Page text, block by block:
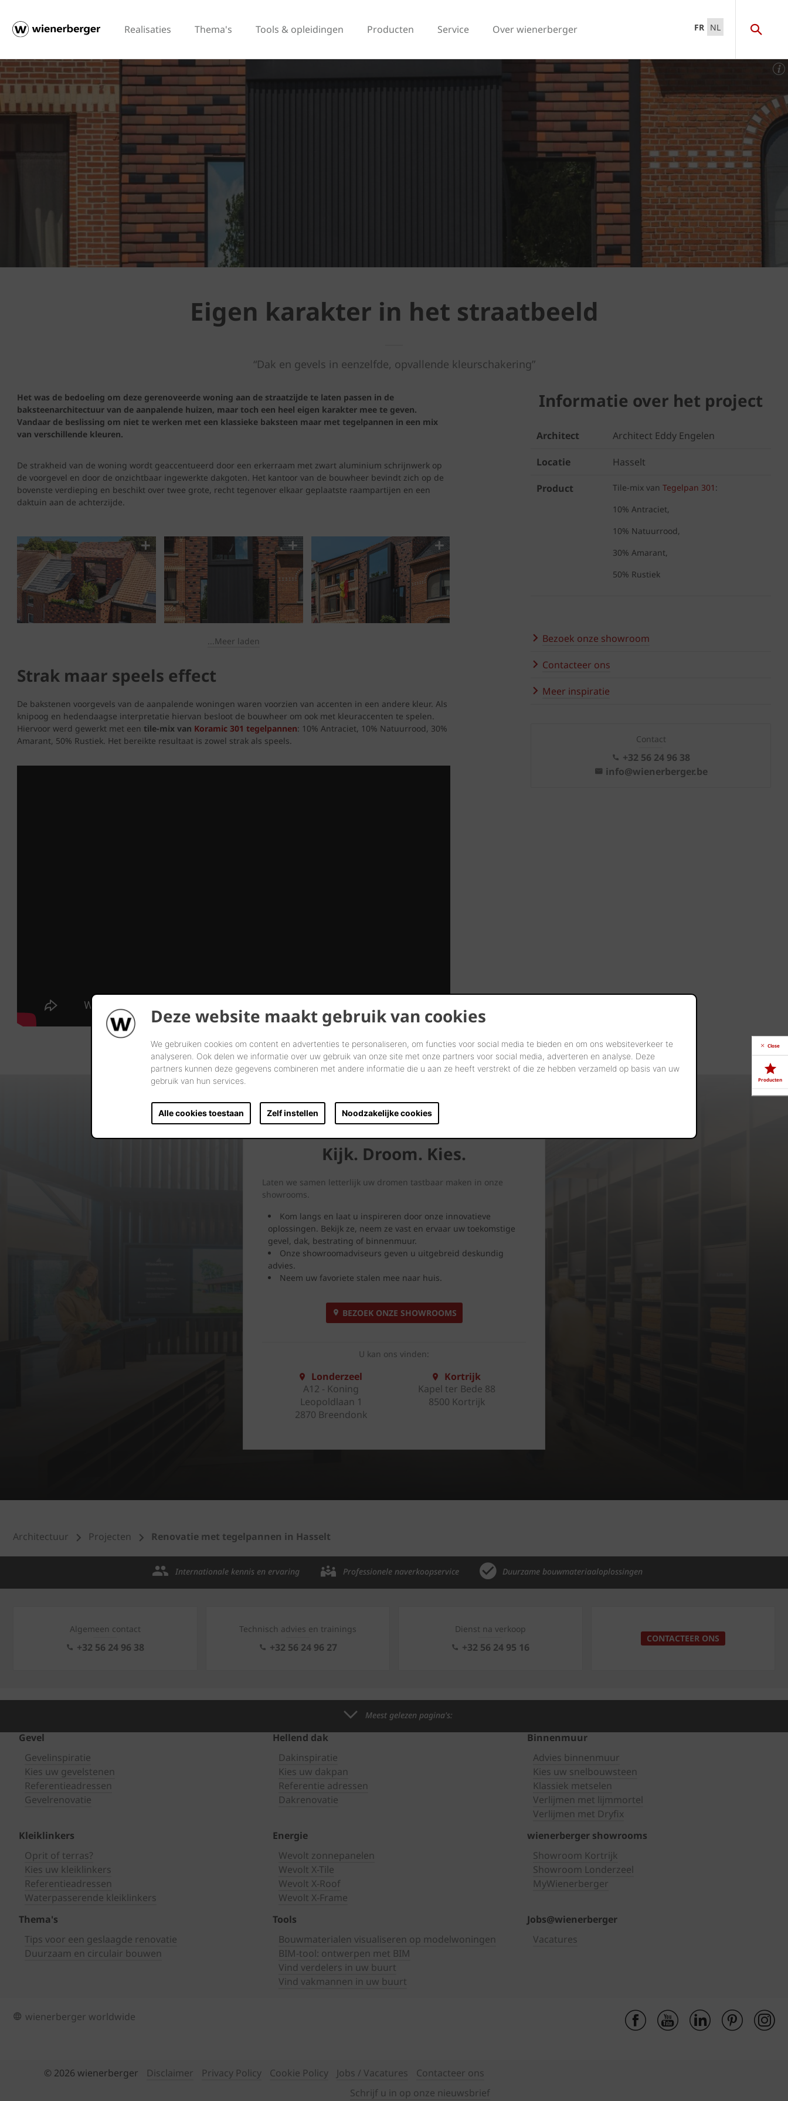
Deze website maakt gebruik van cookies
We gebruiken cookies om content en advertenties te personaliseren, om functies voor social media te bieden en om ons websiteverkeer te
analyseren. Ook delen we informatie over uw gebruik van onze site met onze partners voor social media, adverteren en analyse. Deze
partners kunnen deze gegevens combineren met andere informatie die u aan ze heeft verstrekt of die ze hebben verzameld op basis van uw
gebruik van hun services.
Alle cookies toestaan Zelf instellen Noodzakelijke cookies
Realisaties Thema's Tools & opleidingen Producten Service Over wienerberger FR NL
Eigen karakter in het straatbeeld
“Dak en gevels in eenzelfde, opvallende kleurschakering”
Het was de bedoeling om deze gerenoveerde woning aan de straatzijde te laten passen in de
baksteenarchitectuur van de aanpalende huizen, maar toch een heel eigen karakter mee te geven.
Vandaar de beslissing om niet te werken met een klassieke baksteen maar met tegelpannen in een mix
van verschillende kleuren.
De strakheid van de woning wordt geaccentueerd door een erkerraam met zwart aluminium schrijnwerk op
de voorgevel en door de onzichtbaar ingewerkte dakgoten. Het kantoor van de bouwheer bevindt zich op de
bovenste verdieping en beschikt over twee grote, recht tegenover elkaar geplaatste raampartijen en een
daktuin aan de achterzijde.
...Meer laden
Strak maar speels effect
De bakstenen voorgevels van de aanpalende woningen waren voorzien van accenten in een andere kleur. Als
knipoog en hedendaagse interpretatie hiervan besloot de bouwheer om ook met kleuraccenten te spelen.
Hiervoor werd gewerkt met een tile-mix van Koramic 301 tegelpannen: 10% Antraciet, 10% Natuurrood, 30%
Amarant, 50% Rustiek. Het bereikte resultaat is zowel strak als speels.
Informatie over het project
Architect Architect Eddy Engelen
Locatie Hasselt
Product Tile-mix van Tegelpan 301 :
10% Antraciet,
10% Natuurrood,
30% Amarant,
50% Rustiek
Bezoek onze showroom
Contacteer ons
Meer inspiratie
Contact
+32 56 24 96 38
info@wienerberger.be
Kijk. Droom. Kies.
Laten we samen letterlijk uw dromen tastbaar maken in onze
showrooms.
Kom langs en laat u inspireren door onze innovatieve
oplossingen. Bekijk ze, neem ze vast en ervaar uw toekomstige
gevel, dak, bestrating of binnenmuur.
Onze showroomadviseurs geven u uitgebreid deskundig
advies.
Neem uw favoriete stalen mee naar huis.
BEZOEK ONZE SHOWROOMS
U kan ons vinden:
Londerzeel
A12 - Koning
Leopoldlaan 1
2870 Breendonk
Kortrijk
Kapel ter Bede 88
8500 Kortrijk
Close
Producten
Architectuur Projecten Renovatie met tegelpannen in Hasselt
Internationale kennis en ervaring Professionele naverkoopservice Duurzame bouwmateriaaloplossingen
Algemeen contact
+32 56 24 96 38
Technisch advies en trainings
+32 56 24 96 27
Dienst na verkoop
+32 56 24 95 16
CONTACTEER ONS
Meest gelezen pagina's:
Gevel
Gevelinspiratie
Kies uw gevelstenen
Referentieadressen
Gevelrenovatie
Hellend dak
Dakinspiratie
Kies uw dakpan
Referentie adressen
Dakrenovatie
Binnenmuur
Advies binnenmuur
Kies uw snelbouwsteen
Klassiek metselen
Verlijmen met lijmmortel
Verlijmen met Dryfix
Kleiklinkers
Oprit of terras?
Kies uw kleiklinkers
Referentieadressen
Waterpasserende kleiklinkers
Energie
Wevolt zonnepanelen
Wevolt X-Tile
Wevolt X-Roof
Wevolt X-Frame
wienerberger showrooms
Showroom Kortrijk
Showroom Londerzeel
MyWienerberger
Thema's
Tips voor een geslaagde renovatie
Duurzaam en circulair bouwen
Tools
Bouwmaterialen visualiseren op modelwoningen
BIM-tool: ontwerpen met BIM
Vind verdelers in uw buurt
Vind vakmannen in uw buurt
Jobs@wienerberger
Vacatures
wienerberger worldwide
© 2026 wienerberger Disclaimer Privacy Policy Cookie Policy Jobs / Vacatures
Contacteer ons
Schrijf u in op onze nieuwsbrief